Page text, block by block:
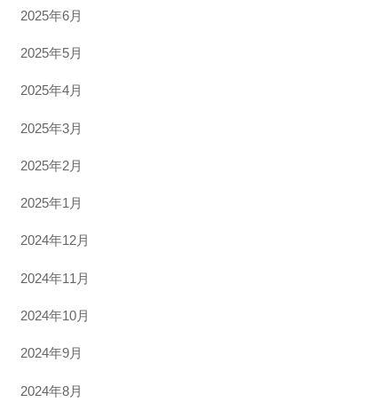
2025年6月
2025年5月
2025年4月
2025年3月
2025年2月
2025年1月
2024年12月
2024年11月
2024年10月
2024年9月
2024年8月